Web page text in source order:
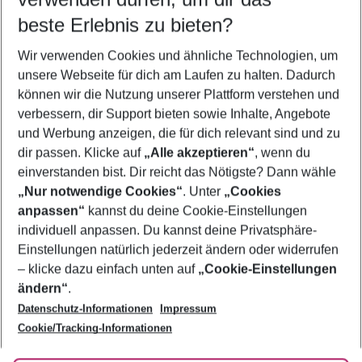
5-8 Nächte
2 Erwachsene Keine Kinder
Mehr Filter anzeigen
Footer
Footer navigation
Über uns
AGB
Bestpreisgarantie
Cookie-Einstellungen ändern
Cookie-Richtlinie
Agenturbetreuung
Barrierefreies Reisen
Folge uns
beste Erlebnis zu bieten?
Wir verwenden Cookies und ähnliche Technologien, um
unsere Webseite für dich am Laufen zu halten. Dadurch
können wir die Nutzung unserer Plattform verstehen und
verbessern, dir Support bieten sowie Inhalte, Angebote
und Werbung anzeigen, die für dich relevant sind und zu
dir passen. Klicke auf „Alle akzeptieren“, wenn du
einverstanden bist. Dir reicht das Nötigste? Dann wähle
„Nur notwendige Cookies“. Unter „Cookies
anpassen“ kannst du deine Cookie-Einstellungen
individuell anpassen. Du kannst deine Privatsphäre-
Einstellungen natürlich jederzeit ändern oder widerrufen
– klicke dazu einfach unten auf „Cookie-Einstellungen
ändern“.
Datenschutz-Informationen
Impressum
Cookie/Tracking-Informationen